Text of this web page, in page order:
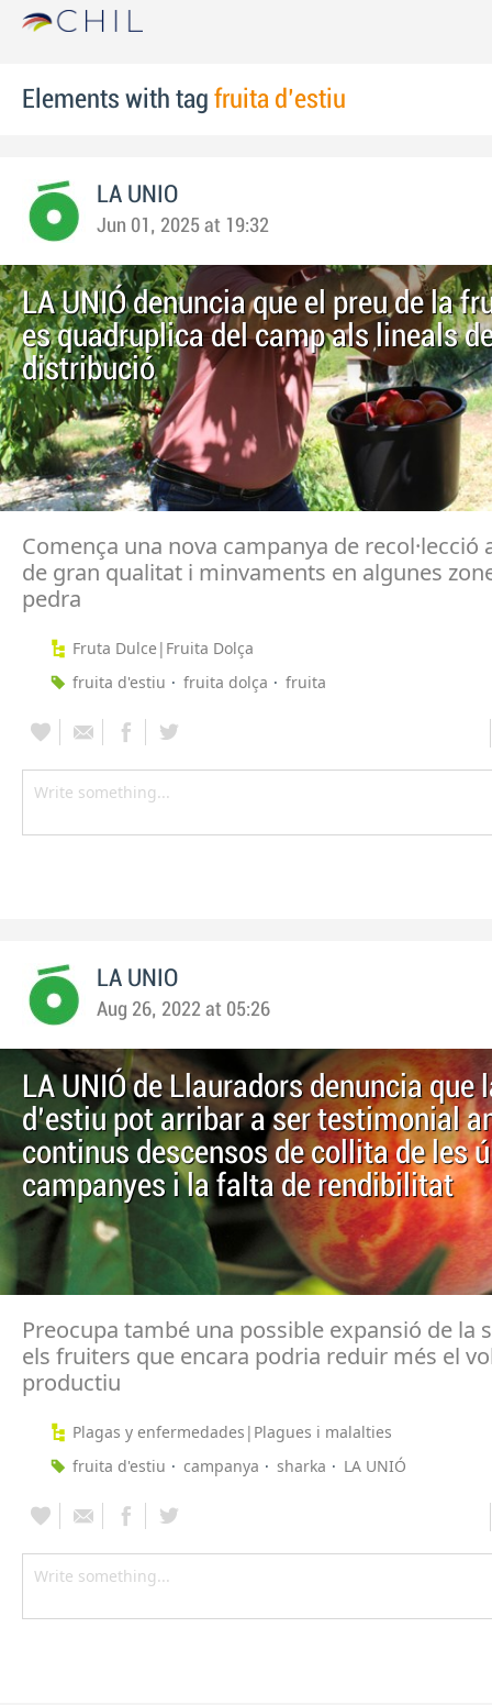
Elements with tag fruita d'estiu
LA UNIO
Jun 01, 2025 at 19:32
LA UNIÓ denuncia que el preu de la
es quadruplica del camp als lineals
distribució
Comença una nova campanya de
de gran qualitat i minvaments en algunes
pedra
Fruta Dulce|Fruita Dolça
fruita d'estiu
fruita dolça fruita
LA UNIO
Aug 26, 2022 at 05:26
LA UNIÓ de Llauradors denuncia que
d'estiu pot arribar a ser testimonial
continus descensos de collita de les
campanyes i la falta de rendibilitat
Preocupa també una possible expansió de la
els fruiters que encara podria reduir més el
productiu
Plagas y enfermedades|Plagues i malalties
fruita d'estiu
campanya sharka LA UNIÓ